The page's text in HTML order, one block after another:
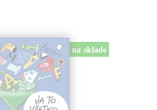
na sklade